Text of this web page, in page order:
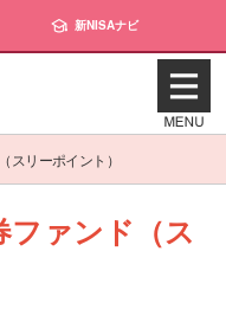
新NISAナビ
スリーポイント）
ファンド（ス